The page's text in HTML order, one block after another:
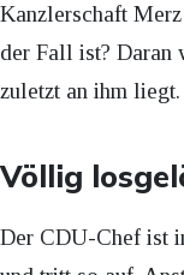
Kanzlerschaft
der Fall ist? Daran
zuletzt an ihm liegt.
Völlig
Der CDU-Chef ist